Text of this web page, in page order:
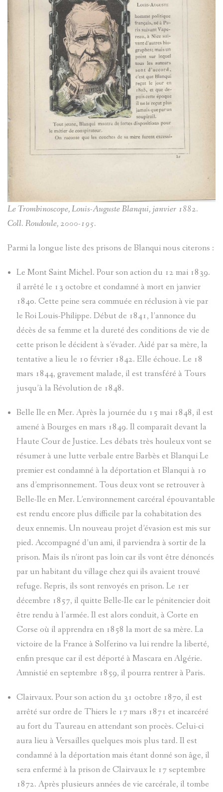
Le Trombinoscope, Louis-Auguste Blanqui, janvier 1882.
Coll. Roudoule, 2000-195.
Parmi la longue liste des prisons de Blanqui nous citerons :
Le Mont Saint Michel. Pour son action du 12 mai 1839.
il arrêté le 13 octobre et condamné à mort en janvier
1840. Cette peine sera commuée en réclusion à vie par
le Roi Louis-Philippe. Début de 1841, l’annonce du
décès de sa femme et la dureté des conditions de vie de
cette prison le décident à s’évader. Aidé par sa mère, la
tentative a lieu le 10 février 1842. Elle échoue. Le 18
mars 1844, gravement malade, il est transféré à Tours
jusqu’à la Révolution de 1848.
Belle Ile en Mer. Après la journée du 15 mai 1848, il est
amené à Bourges en mars 1849. Il comparaît devant la
Haute Cour de Justice. Les débats très houleux vont se
résumer à une lutte verbale entre Barbès et Blanqui Le
premier est condamné à la déportation et Blanqui à 10
ans d’emprisonnement. Tous deux vont se retrouver à
Belle-Ile en Mer. L’environnement carcéral épouvantable
est rendu encore plus difficile par la cohabitation des
deux ennemis. Un nouveau projet d’évasion est mis sur
pied. Accompagné d’un ami, il parviendra à sortir de la
prison. Mais ils n’iront pas loin car ils vont être dénoncés
par un habitant du village chez qui ils avaient trouvé
refuge. Repris, ils sont renvoyés en prison. Le 1er
décembre 1857, il quitte Belle-Ile car le pénitencier doit
être rendu à l’armée. Il est alors conduit, à Corte en
Corse où il apprendra en 1858 la mort de sa mère. La
victoire de la France à Solferino va lui rendre la liberté,
enfin presque car il est déporté à Mascara en Algérie.
Amnistié en septembre 1859, il pourra rentrer à Paris.
Clairvaux. Pour son action du 31 octobre 1870, il est
arrêté sur ordre de Thiers le 17 mars 1871 et incarcéré
au fort du Taureau en attendant son procès. Celui-ci
aura lieu à Versailles quelques mois plus tard. Il est
condamné à la déportation mais étant donné son âge, il
sera enfermé à la prison de Clairvaux le 17 septembre
1872. Après plusieurs années de vie carcérale, il tombe